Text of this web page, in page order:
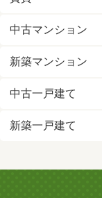
中古マンション
新築マンション
中古一戸建て
新築一戸建て